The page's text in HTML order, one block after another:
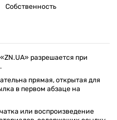
Собственность
разрешается при
прямая, открытая для
в первом абзаце на
или воспроизведение